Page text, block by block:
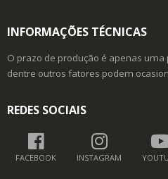
INFORMAÇÕES TÉCNICAS
O prazo de produção é apenas
dentre outros fatores podem
REDES SOCIAIS
FACEBOOK INSTAGRAM